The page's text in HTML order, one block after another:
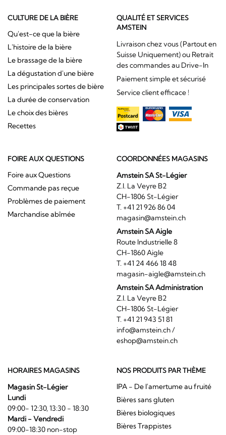
CULTURE DE LA BIÈRE
Qu'est-ce que la bière
L'histoire de la bière
Le brassage de la bière
La dégustation d'une bière
Les principales sortes de bière
La durée de conservation
Le choix des bières
Recettes
QUALITÉ ET SERVICES
AMSTEIN
Livraison chez vous (Partout en
Suisse Uniquement) ou Retrait
des commandes au Drive-In
Paiement simple et sécurisé
Service client efficace !
FOIRE AUX QUESTIONS
Foire aux Questions
Commande pas reçue
Problèmes de paiement
Marchandise abîmée
COORDONNÉES MAGASINS
Amstein SA St-Légier
Z.I. La Veyre B2
CH-1806 St-Légier
T. +41 21 926 86 04
magasin@amstein.ch
Amstein SA Aigle
Route Industrielle 8
CH-1860 Aigle
T. +41 24 466 18 48
magasin-aigle@amstein.ch
Amstein SA Administration
Z.I. La Veyre B2
CH-1806 St-Légier
T. +41 21 943 51 81
info@amstein.ch/
eshop@amstein.ch
HORAIRES MAGASINS
Magasin St-Légier
Lundi
09:00- 12:30, 13:30 - 18:30
Mardi - Vendredi
09:00-18:30 non-stop
NOS PRODUITS PAR THÈME
IPA - De l'amertume au fruité
Bières sans gluten
Bières biologiques
Bières Trappistes